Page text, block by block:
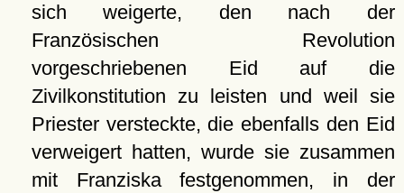
sich weigerte, den nach der
Französischen Revolution
vorgeschriebenen Eid auf die
Zivilkonstitution zu leisten und weil sie
Priester versteckte, die ebenfalls den Eid
verweigert hatten, wurde sie zusammen
mit Franziska festgenommen, in der